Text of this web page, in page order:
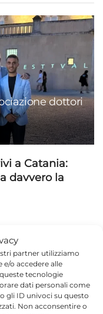
partner utilizziamo
o accedere alle
tecnologie
dati personali come
gli ID univoci su questo
Non acconsentire o
dottori
a Catania:
davvero la
sospese le
Etna in